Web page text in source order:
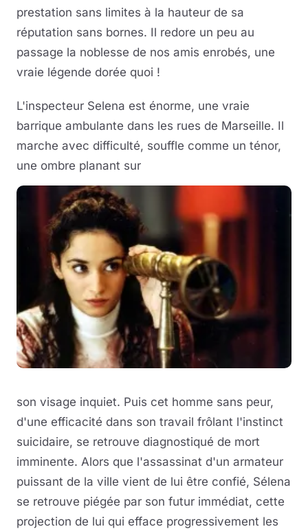
prestation sans limites à la hauteur de sa
réputation sans bornes. Il redore un peu au
passage la noblesse de nos amis enrobés, une
vraie légende dorée quoi !
L'inspecteur Selena est énorme, une vraie
barrique ambulante dans les rues de Marseille. Il
marche avec difficulté, souffle comme un ténor,
une ombre planant sur
son visage inquiet. Puis cet homme sans peur,
d'une efficacité dans son travail frôlant l'instinct
suicidaire, se retrouve diagnostiqué de mort
imminente. Alors que l'assassinat d'un armateur
puissant de la ville vient de lui être confié, Sélena
se retrouve piégée par son futur immédiat, cette
projection de lui qui efface progressivement les